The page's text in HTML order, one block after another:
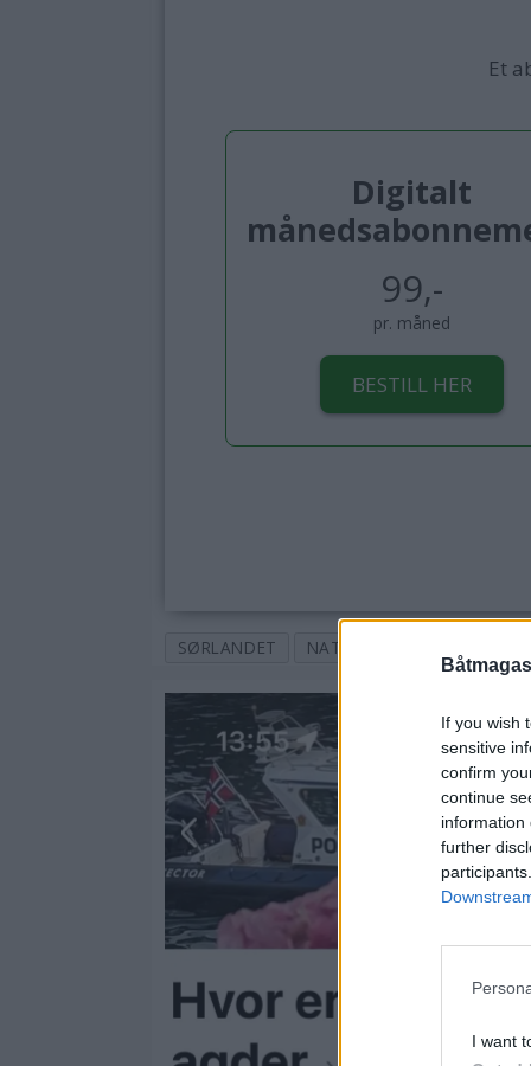
If you wish
sensitive
confirm
continue
information
further
I want
Et
Digitalt
99,-
pr. måned
BESTILL HER
SØRLANDET NATURHAVN